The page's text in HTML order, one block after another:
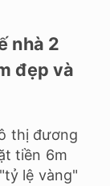
nhà 2
đẹp và
thị đương
tiền 6m
lệ vàng"